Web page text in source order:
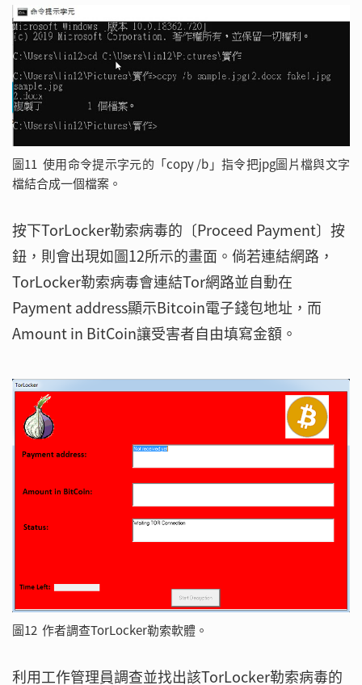
圖11 使用命令提示字元的「copy /b」指令把jpg圖片檔與文字
檔結合成一個檔案。
按下TorLocker勒索病毒的〔Proceed Payment〕按
鈕，則會出現如圖12所示的畫面。倘若連結網路，
TorLocker勒索病毒會連結Tor網路並自動在
Payment address顯示Bitcoin電子錢包地址，而
Amount in BitCoin讓受害者自由填寫金額。
圖12 作者調查TorLocker勒索軟體。
利用工作管理員調查並找出該TorLocker勒索病毒的